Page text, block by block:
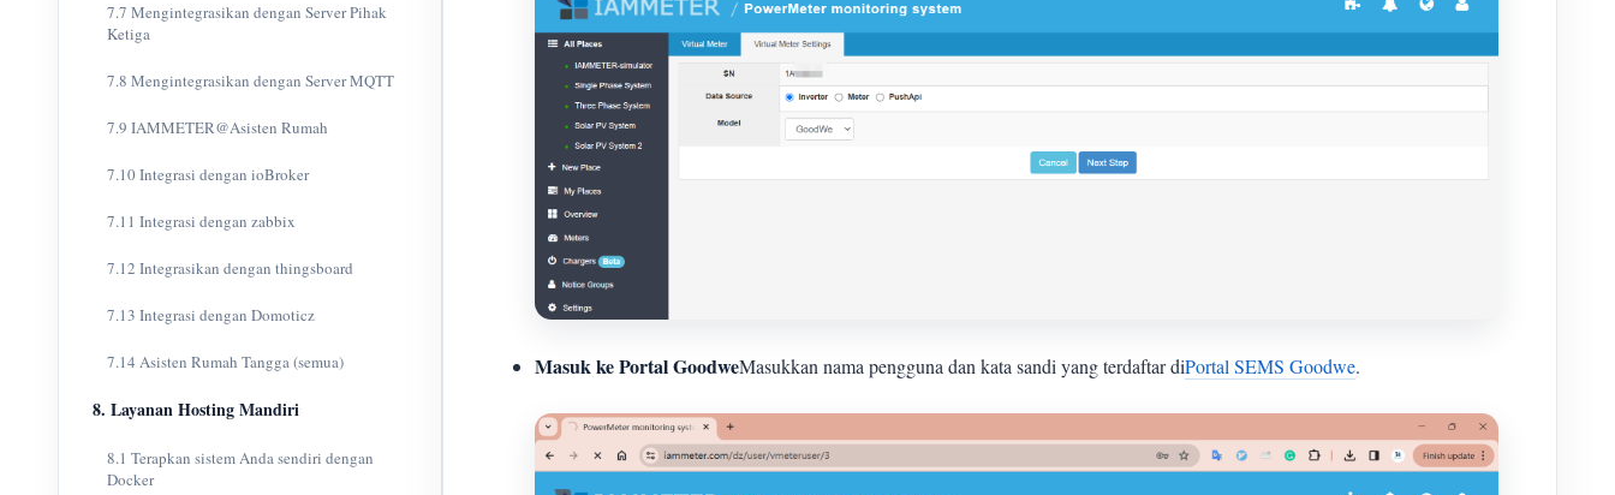
7.7 Mengintegrasikan dengan Server Pihak
Ketiga
7.8 Mengintegrasikan dengan Server MQTT
7.9 IAMMETER@Asisten Rumah
7.10 Integrasi dengan ioBroker
7.11 Integrasi dengan zabbix
7.12 Integrasikan dengan thingsboard
7.13 Integrasi dengan Domoticz
7.14 Asisten Rumah Tangga (semua)
8. Layanan Hosting Mandiri
8.1 Terapkan sistem Anda sendiri dengan
Docker
Masuk ke Portal GoodweMasukkan nama pengguna dan kata sandi yang terdaftar diPortal SEMS Goodwe.